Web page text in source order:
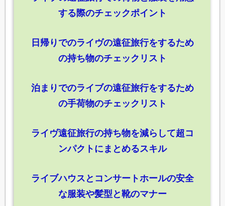
する際のチェックポイント
日帰りでのライヴの遠征旅行をするため
の持ち物のチェックリスト
泊まりでのライブの遠征旅行をするため
の手荷物のチェックリスト
ライヴ遠征旅行の持ち物を減らして超コ
ンパクトにまとめるスキル
ライブハウスとコンサートホールの安全
な服装や髪型と靴のマナー